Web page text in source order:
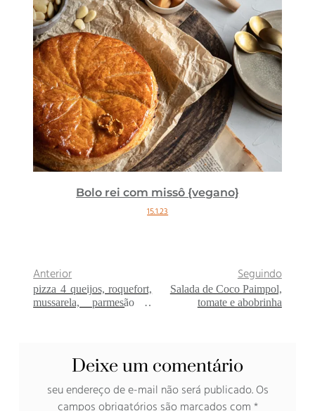
Bolo rei com missô {vegano}
15.1.23
Anterior
pizza 4 queijos, roquefort,
mussarela, parmesão e
Seguindo
Salada de Coco Paimpol,
tomate e abobrinha
Deixe um comentário
seu endereço de e-mail não será publicado.Os